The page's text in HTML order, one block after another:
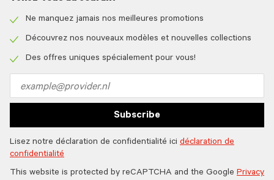
icon
Ne manquez jamais nos meilleures promotions
icon
Découvrez nos nouveaux modèles et nouvelles collections
Des offres uniques spécialement pour vous!
address
Subscribe
Lisez notre déclaration de confidentialité ici déclaration de
confidentialité
This website is protected by reCAPTCHA and the Google Privacy